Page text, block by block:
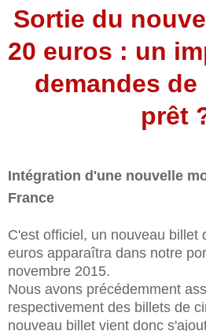
Sortie du
20 euros : un
demandes de
prêt
Intégration d'une nouvelle
France
C'est officiel, un nouveau billet
euros apparaîtra dans notre
novembre 2015.
Nous avons précédemment
respectivement des billets de
nouveau billet vient donc